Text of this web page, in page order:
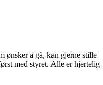
ønsker å gå, kan gjerne stille
med styret. Alle er hjertelig